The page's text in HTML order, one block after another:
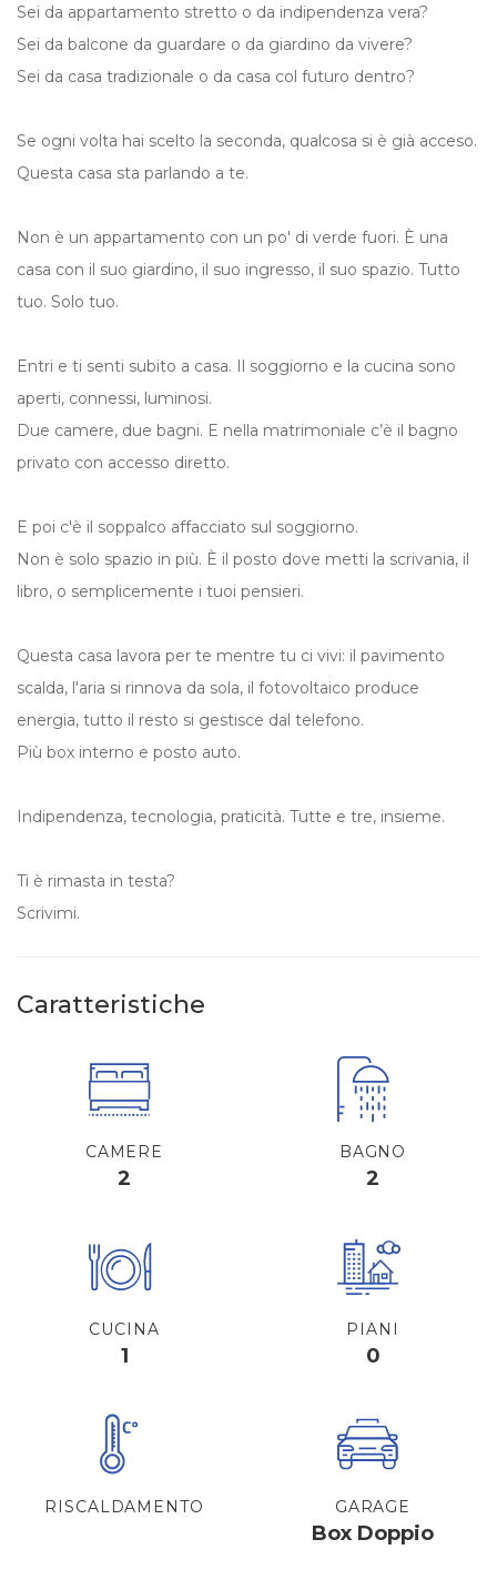
Sei da appartamento stretto o da indipendenza vera?
Sei da balcone da guardare o da giardino da vivere?
Sei da casa tradizionale o da casa col futuro dentro?
Se ogni volta hai scelto la seconda, qualcosa si è già acceso.
Questa casa sta parlando a te.
Non è un appartamento con un po' di verde fuori. È una
casa con il suo giardino, il suo ingresso, il suo spazio. Tutto
tuo. Solo tuo.
Entri e ti senti subito a casa. Il soggiorno e la cucina sono
aperti, connessi, luminosi.
Due camere, due bagni. E nella matrimoniale c’è il bagno
privato con accesso diretto.
E poi c'è il soppalco affacciato sul soggiorno.
Non è solo spazio in più. È il posto dove metti la scrivania, il
libro, o semplicemente i tuoi pensieri.
Questa casa lavora per te mentre tu ci vivi: il pavimento
scalda, l'aria si rinnova da sola, il fotovoltaico produce
energia, tutto il resto si gestisce dal telefono.
Più box interno e posto auto.
Indipendenza, tecnologia, praticità. Tutte e tre, insieme.
Ti è rimasta in testa?
Scrivimi.
Caratteristiche
CAMERE
2
BAGNO
2
CUCINA
1
PIANI
0
RISCALDAMENTO GARAGE
Box Doppio